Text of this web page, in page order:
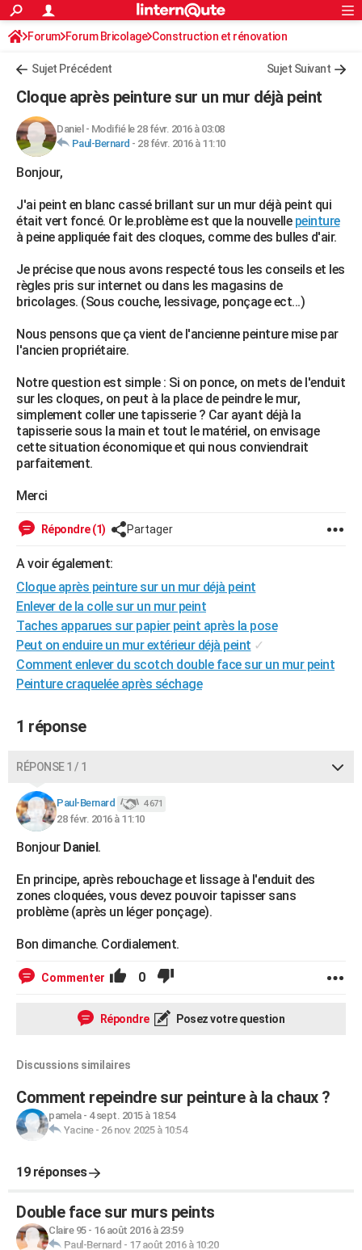
ACTUALITÉS
Politique
Société
Faits Divers
Education
Monde
Villes
+
FINANCE
Retraite
Impôts
Epargne
Immobilier
Risques naturels par ville
Banque
Assurance
Crédit
AUTO
Essais
Réserver un essai
Citadines
Berlines
SUV
Forum auto
+HIGH-TECH
Mobiles
Meilleur smartphone
Internet
Ordinateurs
Jeux vidéo
Guide high-tech
+BRICOLAGE
Forum
Aménagement intérieur
Extérieur
Cuisine
Salle de bains
Jardinage
Rangement
Guides de France
Escapades
Patrimoine
Expositions
Musées
Week-end nature
LIFESTYLE
Art de vivre
Modes de vie
Alimentation
Guide de la santé
Maladies
Médicaments
Sommeil
VOYAGE
Destinations
City break
Voyage nature
Voyage de noces
Forum
Climat
+PHOTO
GUIDES D'ACHAT
BONS PLANS
S'inscrire
Se connecter
Lycées
Collèges
Primaires
Universités
Entreprises
Service militaire
Avis de recherche
AVIS DE DÉCÈS
FORUM
Bricolage
Lifestyle
Culture
Sport
Auto
Television
Voyage
Cinema
Rechercher
S'inscrire
Connexion
Forum Forum Bricolage Construction et rénovation
Peinture, Vernis, Tapissserie
Sujet Précédent Sujet Suivant
Cloque après peinture sur un mur déjà peint
Daniel - Modifié le 28 févr. 2016 à 03:08
Paul-Bernard - 28 févr. 2016 à 11:10
Bonjour,
J'ai peint en blanc cassé brillant sur un mur déjà peint qui
était vert foncé. Or le.problème est que la nouvelle peinture
à peine appliquée fait des cloques, comme des bulles d'air.
Je précise que nous avons respecté tous les conseils et les
règles pris sur internet ou dans les magasins de
bricolages. (Sous couche, lessivage, ponçage ect...)
Nous pensons que ça vient de l'ancienne peinture mise par
l'ancien propriétaire.
Notre question est simple : Si on ponce, on mets de l'enduit
sur les cloques, on peut à la place de peindre le mur,
simplement coller une tapisserie ? Car ayant déjà la
tapisserie sous la main et tout le matériel, on envisage
cette situation économique et qui nous conviendrait
parfaitement.
Merci
Répondre (1) Partager
A voir également:
Cloque après peinture sur un mur déjà peint
Enlever de la colle sur un mur peint
Taches apparues sur papier peint après la pose
Peut on enduire un mur extérieur déjà peint ✓
Comment enlever du scotch double face sur un mur peint
Peinture craquelée après séchage
1 réponse
RÉPONSE 1 / 1
Paul-Bernard 4 671
28 févr. 2016 à 11:10
Bonjour Daniel.
En principe, après rebouchage et lissage à l'enduit des
zones cloquées, vous devez pouvoir tapisser sans
problème (après un léger ponçage).
Bon dimanche. Cordialement.
Commenter 0
Répondre Posez votre question
Discussions similaires
Comment repeindre sur peinture à la chaux ?
pamela- 4 sept. 2015 à 18:54
Yacine- 26 nov. 2025 à 10:54
19 réponses
Double face sur murs peints
Claire 95- 16 août 2016 à 23:59
Paul-Bernard - 17 août 2016 à 10:20